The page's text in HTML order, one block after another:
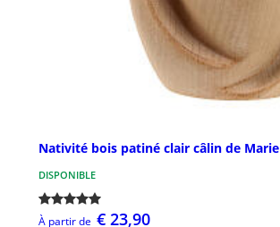
Nativité bois patiné clair câlin de Marie
DISPONIBLE
À partir de € 23,90